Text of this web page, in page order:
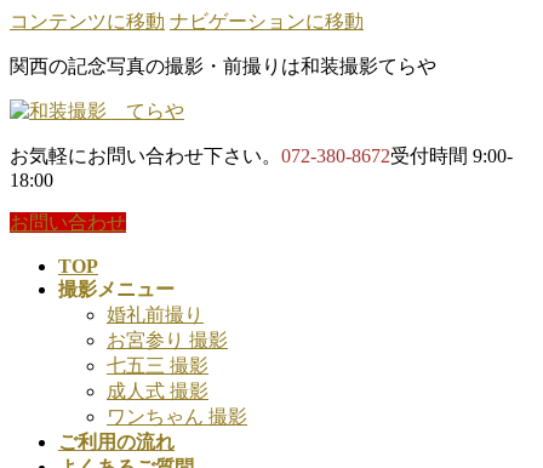
コンテンツに移動 ナビゲーションに移動
関西の記念写真の撮影・前撮りは和装撮影てらや
お気軽にお問い合わせ下さい。 072-380-8672受付時間 9:00-
18:00
お問い合わせ
TOP
撮影メニュー
婚礼前撮り
お宮参り 撮影
七五三 撮影
成人式 撮影
ワンちゃん 撮影
ご利用の流れ